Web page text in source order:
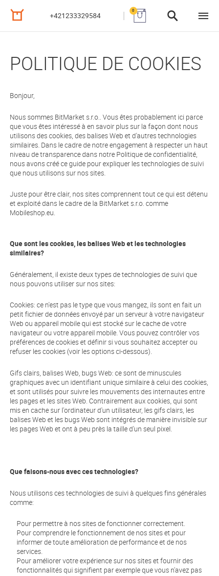
+421233329584
0
POLITIQUE DE COOKIES
Bonjour,
Nous sommes BitMarket s.r.o.. Vous êtes probablement ici parce
que vous êtes intéressé à en savoir plus sur la façon dont nous
utilisons des cookies, des balises Web et d'autres technologies
similaires. Dans le cadre de notre engagement à respecter un haut
niveau de transparence dans notre Politique de confidentialité,
nous avons créé ce guide pour expliquer les technologies de suivi
que nous utilisons sur nos sites.
Juste pour être clair, nos sites comprennent tout ce qui est détenu
et exploité dans le cadre de la BitMarket s.r.o. comme
Mobileshop.eu.
Que sont les cookies, les balises Web et les technologies
similaires?
Généralement, il existe deux types de technologies de suivi que
nous pouvons utiliser sur nos sites:
Cookies: ce n'est pas le type que vous mangez, ils sont en fait un
petit fichier de données envoyé par un serveur à votre navigateur
Web ou appareil mobile qui est stocké sur le cache de votre
navigateur ou votre appareil mobile. Vous pouvez contrôler vos
préférences de cookies et définir si vous souhaitez accepter ou
refuser les cookies (voir les options ci-dessous).
Gifs clairs, balises Web, bugs Web: ce sont de minuscules
graphiques avec un identifiant unique similaire à celui des cookies,
et sont utilisés pour suivre les mouvements des internautes entre
les pages et les sites Web. Contrairement aux cookies, qui sont
mis en cache sur l'ordinateur d'un utilisateur, les gifs clairs, les
balises Web et les bugs Web sont intégrés de manière invisible sur
les pages Web et ont à peu près la taille d'un seul pixel.
Que faisons-nous avec ces technologies?
Nous utilisons ces technologies de suivi à quelques fins générales
comme:
Pour permettre à nos sites de fonctionner correctement.
Pour comprendre le fonctionnement de nos sites et pour
informer de toute amélioration de performance et de nos
services.
Pour améliorer votre expérience sur nos sites et fournir des
fonctionnalités qui signifient par exemple que vous n'avez pas